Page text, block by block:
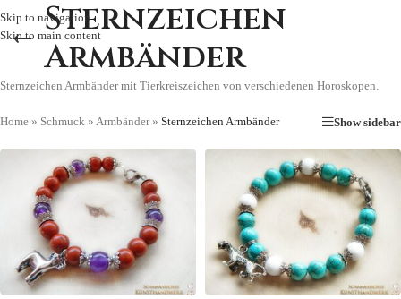
Skip to navigation
Skip to main content
Sternzeichen
Armbänder
Sternzeichen Armbänder mit Tierkreiszeichen von verschiedenen Horoskopen.
Home » Schmuck » Armbänder» Sternzeichen Armbänder Show sidebar